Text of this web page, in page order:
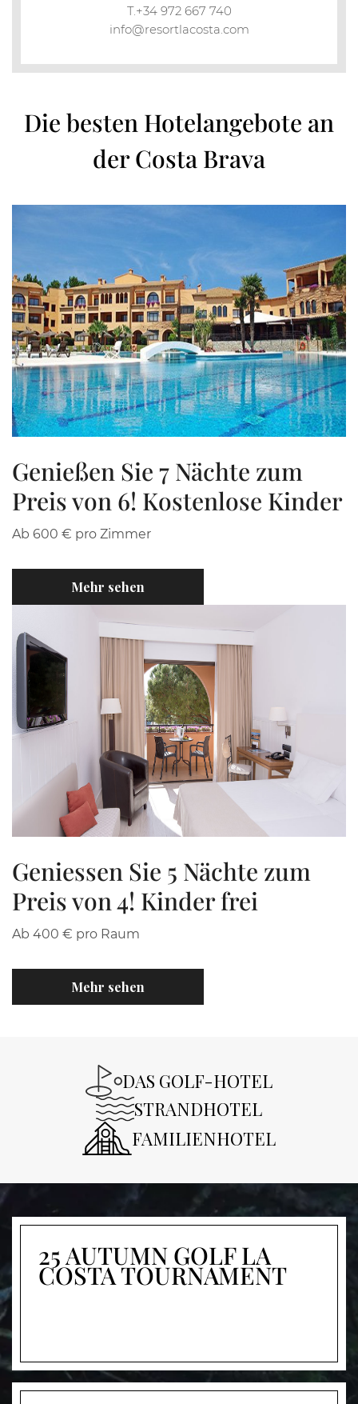
T.+34 972 667 740
info@resortlacosta.com
Die besten Hotelangebote an
der Costa Brava
Genießen Sie 7 Nächte zum
Preis von 6! Kostenlose Kinder
Ab 600 € pro Zimmer
Mehr sehen
Geniessen Sie 5 Nächte zum
Preis von 4! Kinder frei
Ab 400 € pro Raum
Mehr sehen
DAS GOLF-HOTEL
STRANDHOTEL
FAMILIENHOTEL
25 AUTUMN GOLF LA
COSTA TOURNAMENT